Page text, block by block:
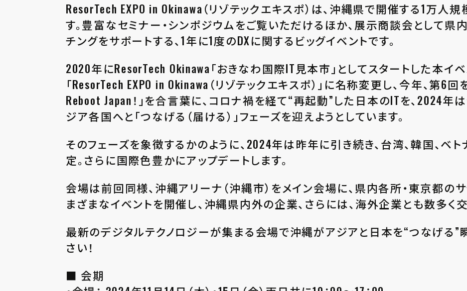
ResorTech EXPO in Okinawa（リゾテックエキスポ）は、沖縄県で開催する1万人
す。豊富なセミナー・シンポジウムをご覧いただけるほか、展示商談会として県
チングをサポートする、1年に1度のDXに関するビッグイベントです。
2020年にResorTech Okinawa「おきなわ国際IT見本市」としてスタートした本イ
「ResorTech EXPO in Okinawa（リゾテックエキスポ）」に名称変更し、今年、第6回
Reboot Japan！」を合言葉に、コロナ禍を経て“再起動”した日本のITを、2024年
ジア各国へと「つなげる（届ける）」フェーズを迎えようとしています。
そのフェーズを象徴するかのように、2024年は昨年に引き続き、台湾、韓国、ベ
定。さらに国際色豊かにアップデートします。
会場は前回同様、沖縄アリーナ（沖縄市）をメイン会場に、県内各所・東京都の
まざまなイベントを開催し、沖縄県内外の企業、さらには、海外企業とも数多く
最新のデジタルテクノロジーが集まる会場で沖縄がアジアと日本を“つなげる”
さい！
■ 会期